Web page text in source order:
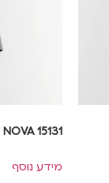
NOVA 15131
מידע נוסף